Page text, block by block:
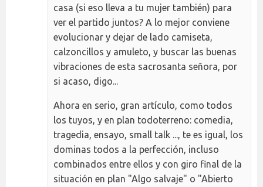
casa (si eso lleva a tu mujer también) para
ver el partido juntos? A lo mejor conviene
evolucionar y dejar de lado camiseta,
calzoncillos y amuleto, y buscar las buenas
vibraciones de esta sacrosanta señora, por
si acaso, digo...
Ahora en serio, gran artículo, como todos
los tuyos, y en plan todoterreno: comedia,
tragedia, ensayo, small talk ..., te es igual, los
dominas todos a la perfección, incluso
combinados entre ellos y con giro final de la
situación en plan "Algo salvaje" o "Abierto